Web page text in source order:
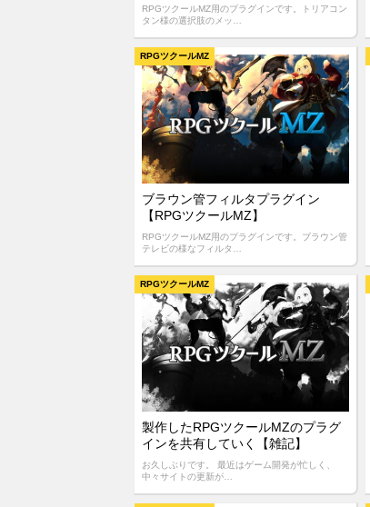
RPGツクールMZ用のプラグインです。トリアコン
タン様の選択肢のメッ…
ブラウン管フィルタプラグイン
【RPGツクールMZ】
RPGツクールMZ用のプラグインです。ブラウン管
テレビの様なフィルタ…
RPGツクールMZ
製作したRPGツクールMZのプラグ
インを共有していく【雑記】
お久しぶりです。 最近はゲーム開発が忙しく、
中々サイトの更新が…
RPGツクールMZ